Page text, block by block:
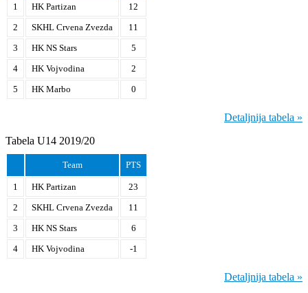
1 HK Partizan
12
2
SKHL Crvena Zvezda
11
3
HK NS Stars
5
4
HK Vojvodina
2
5
HK Marbo 0
Detaljnija tabela »
Tabela U14 2019/20
Team PTS
1 HK Partizan
23
2
SKHL Crvena Zvezda
11
3
HK NS Stars
6
4
HK Vojvodina -1
Detaljnija tabela »